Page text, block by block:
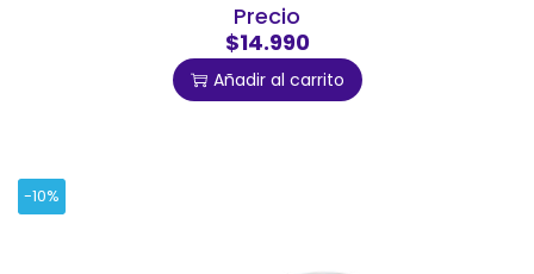
Precio
$14.990
Añadir al carrito
-10%